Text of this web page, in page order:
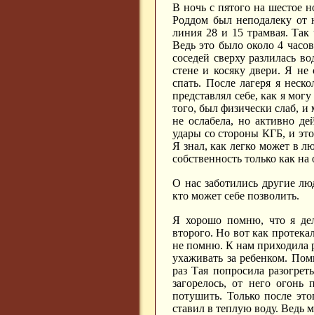
В ночь с пятого на шестое
Роддом был неподалеку от
линия 28 и 15 трамвая. Так
Ведь это было около 4
соседей сверху разлилась
стене и косяку двери. Я не
спать. После лагеря я
представлял себе, как я
того, был физически слаб,
не ослабела, но активно
удары со стороны КГБ, и
Я знал, как легко может в
собственность только как
О нас заботились другие
кто может себе позволить.
Я хорошо помню, что я
второго. Но вот как
не помню. К нам приходила
ухаживать за ребенком.
раз Тая попросила
загорелось, от него
потушить. Только после
ставил в теплую воду. Ведь